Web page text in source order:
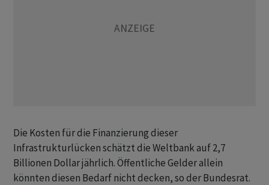
Die Kosten für die Finanzierung dieser
Infrastrukturlücken schätzt die Weltbank auf 2,7
Billionen Dollar jährlich. Öffentliche Gelder allein
könnten diesen Bedarf nicht decken, so der Bundesrat.